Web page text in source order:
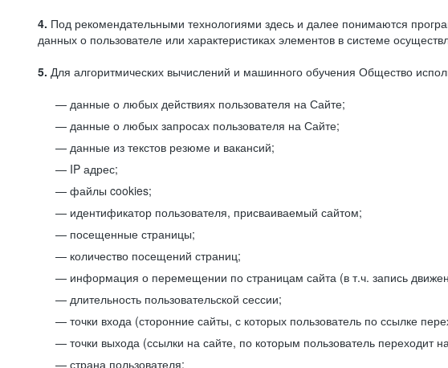
4. Под рекомендательными технологиями здесь и далее понимаются
данных о пользователе или характеристиках элементов в системе
5. Для алгоритмических вычислений и машинного обучения Общество
данные о любых действиях пользователя на Сайте;
данные о любых запросах пользователя на Сайте;
данные из текстов резюме и вакансий;
IP адрес;
файлы cookies;
идентификатор пользователя, присваиваемый сайтом;
посещенные страницы;
количество посещений страниц;
информация о перемещении по страницам сайта (в т.ч. запись
длительность пользовательской сессии;
точки входа (сторонние сайты, с которых пользователь по ссылке
точки выхода (ссылки на сайте, по которым пользователь переходит
страна пользователя;